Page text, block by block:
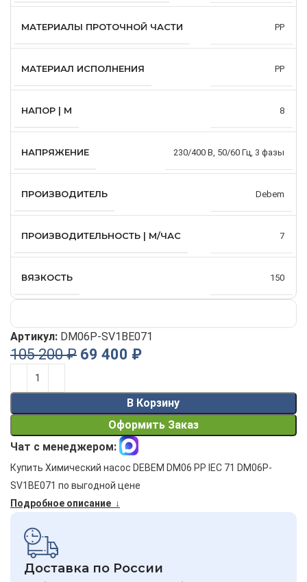
МАТЕРИАЛЫ ПРОТОЧНОЙ ЧАСТИ PP
МАТЕРИАЛ ИСПОЛНЕНИЯ PP
НАПОР | М 8
НАПРЯЖЕНИЕ 230/400 В, 50/60 Гц, 3 фазы
ПРОИЗВОДИТЕЛЬ Debem
ПРОИЗВОДИТЕЛЬНОСТЬ | М/ЧАС 7
ВЯЗКОСТЬ 150
Артикул: DM06P-SV1BE071
105 200₽ 69 400 ₽
В Корзину
Оформить Заказ
Alternative:
Чат с менеджером:
Купить Химический насос DEBEM DM06 PP IEC 71 DM06P-
SV1BE071 по выгодной цене
Подробное описание ↓
Доставка по России